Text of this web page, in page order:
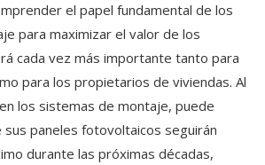
el papel fundamental de los
para maximizar el valor de los
cada vez más importante tanto para
para los propietarios de viviendas. Al
los sistemas de montaje, puede
paneles fotovoltaicos seguirán
durante las próximas décadas,